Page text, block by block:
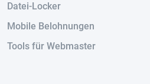
Datei-Locker
Mobile Belohnungen
Tools für Webmaster